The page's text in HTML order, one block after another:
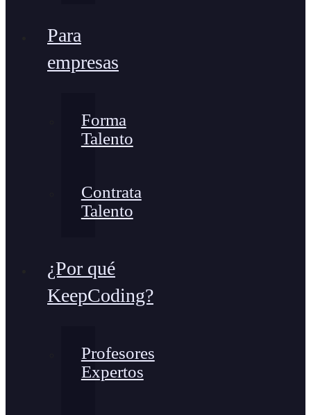
Para
empresas
Forma
Talento
Contrata
Talento
¿Por qué
KeepCoding?
Profesores
Expertos